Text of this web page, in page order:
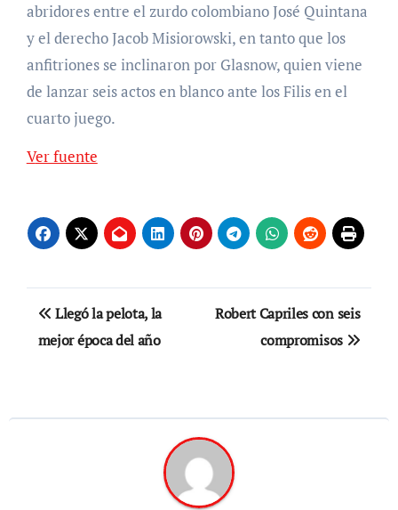
abridores entre el zurdo colombiano José Quintana
y el derecho Jacob Misiorowski, en tanto que los
anfitriones se inclinaron por Glasnow, quien viene
de lanzar seis actos en blanco ante los Filis en el
cuarto juego.
Ver fuente
Navegación
de
Llegó la pelota, la
mejor época del año
Robert Capriles con seis
compromisos